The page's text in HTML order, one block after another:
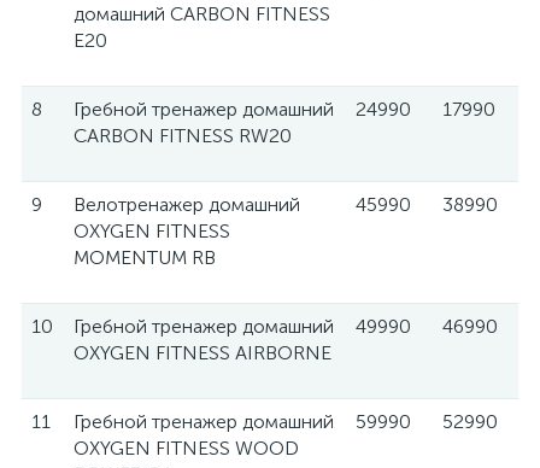
домашний CARBON FITNESS
E20
8
Гребной тренажер домашний
CARBON FITNESS RW20
24990 17990
9
Велотренажер домашний
OXYGEN FITNESS
MOMENTUM RB
45990 38990
10
Гребной тренажер домашний
OXYGEN FITNESS AIRBORNE
49990 46990
11
Гребной тренажер домашний
OXYGEN FITNESS WOOD
59990 52990